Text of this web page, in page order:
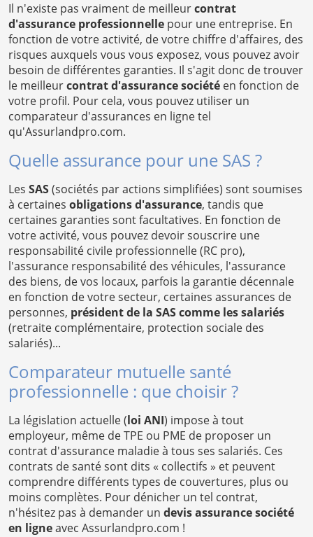
Il n'existe pas vraiment de meilleurcontrat
d'assurance professionnelle pour une entreprise. En
fonction de votre activité, de votre chiffre d'affaires, des
risques auxquels vous vous exposez, vous pouvez avoir
besoin de différentes garanties. Il s'agit donc de trouver
le meilleurcontrat d'assurance société en fonction de
votre profil. Pour cela, vous pouvez utiliser un
comparateur d'assurances en ligne tel
qu'Assurlandpro.com.
Quelle assurance pour une SAS ?
Les SAS(sociétés par actions simplifiées) sont soumises
à certaines obligations d'assurance, tandis que
certaines garanties sont facultatives. En fonction de
votre activité, vous pouvez devoir souscrire une
responsabilité civile professionnelle (RC pro),
l'assurance responsabilité des véhicules, l'assurance
des biens, de vos locaux, parfois la garantie décennale
en fonction de votre secteur, certaines assurances de
personnes, président de la SAS comme les salariés
(retraite complémentaire, protection sociale des
salariés)...
Comparateur mutuelle santé
professionnelle : que choisir ?
La législation actuelle (loi ANI) impose à tout
employeur, même de TPE ou PME de proposer un
contrat d'assurance maladie à tous ses salariés. Ces
contrats de santé sont dits « collectifs » et peuvent
comprendre différents types de couvertures, plus ou
moins complètes. Pour dénicher un tel contrat,
n'hésitez pas à demander un devis assurance société
en ligneavec Assurlandpro.com !